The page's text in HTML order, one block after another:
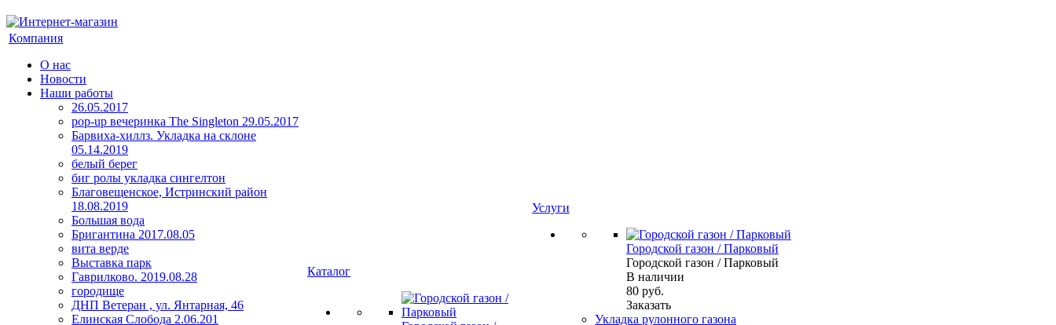
Компания
О нас
Новости
Наши работы
26.05.2017
pop-up вечеринка The Singleton 29.05.2017
Барвиха-хиллз. Укладка на склоне
05.14.2019
белый берег
биг ролы укладка сингелтон
Благовещенское, Истринский район
18.08.2019
Большая вода
Бригантина 2017.08.05
вита верде
Выставка парк
Гаврилково. 2019.08.28
городище
ДНП Ветеран , ул. Янтарная, 46
Елинская Слобода 2.06.201
Каталог
Услуги
Городской газон / Парковый
Городской газон / Парковый
В наличии
80 руб.
Заказать
Укладка рулонного газона